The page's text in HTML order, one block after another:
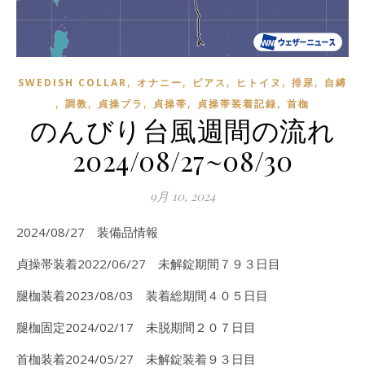
SWEDISH COLLAR, オナニー, ピアス , ヒトイヌ , 排尿, 自縛
, 調教, 貞操ブラ , 貞操帯, 貞操帯装着記録, 首枷
のんびり台風週間の流れ
2024/08/27~08/30
9月 10, 2024
2024/08/27 装備品情報
貞操帯装着2022/06/27 未解錠期間７９３日目
腿枷装着2023/08/03 装着総期間４０５日目
腿枷固定2024/02/17 未脱期間２０７日目
首枷装着2024/05/27 未解錠装着９３日目